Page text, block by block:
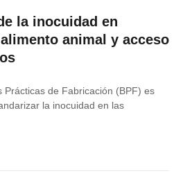
la inocuidad en
animal y acceso
Prácticas de Fabricación (BPF) es
la inocuidad en las